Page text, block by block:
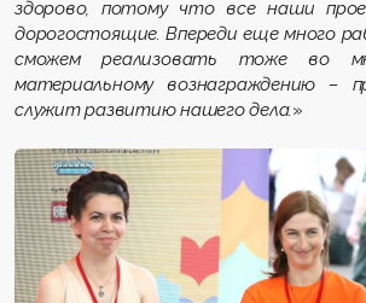
здорово, потому что все наши
дорогостоящие. Впереди еще много
сможем реализовать тоже во
материальному вознаграждению –
служит развитию нашего дела.»